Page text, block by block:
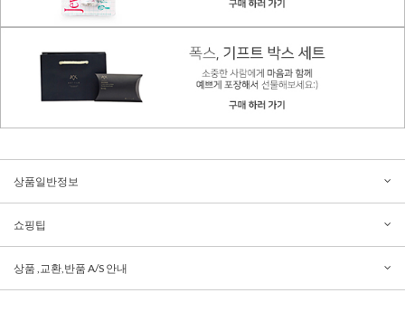
상품일반정보
쇼핑팁
상품 ,교환,반품 A/S 안내